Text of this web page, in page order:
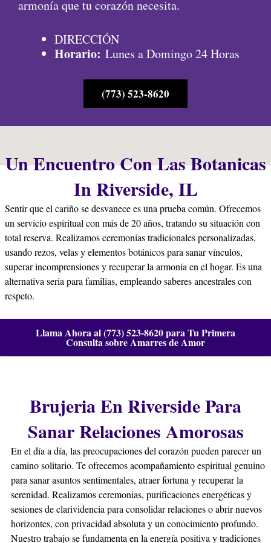
armonía que tu corazón necesita.
DIRECCIÓN
Horario: Lunes a Domingo 24 Horas
(773) 523-8620
Un Encuentro Con Las Botanicas
In Riverside, IL
Sentir que el cariño se desvanece es una prueba común. Ofrecemos
un servicio espiritual con más de 20 años, tratando su situación con
total reserva. Realizamos ceremonias tradicionales personalizadas,
usando rezos, velas y elementos botánicos para sanar vínculos,
superar incomprensiones y recuperar la armonía en el hogar. Es una
alternativa seria para familias, empleando saberes ancestrales con
respeto.
Llama Ahora al (773) 523-8620 para Tu Primera
Consulta sobre Amarres de Amor
Brujeria En Riverside Para
Sanar Relaciones Amorosas
En el día a día, las preocupaciones del corazón pueden parecer un
camino solitario. Te ofrecemos acompañamiento espiritual genuino
para sanar asuntos sentimentales, atraer fortuna y recuperar la
serenidad. Realizamos ceremonias, purificaciones energéticas y
sesiones de clarividencia para consolidar relaciones o abrir nuevos
horizontes, con privacidad absoluta y un conocimiento profundo.
Nuestro trabajo se fundamenta en la energía positiva y tradiciones